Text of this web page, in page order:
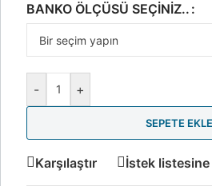
BANKO ÖLÇÜSÜ SEÇINIZ..
- +
SEPETE EKLE
Karşılaştır İstek listesine